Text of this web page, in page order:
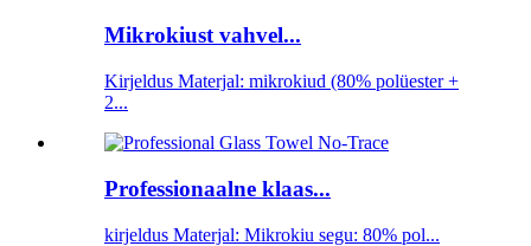
Mikrokiust vahvel...
Kirjeldus Materjal: mikrokiud (80% polüester +
2...
Professionaalne klaas...
kirjeldus Materjal: Mikrokiu segu: 80% pol...